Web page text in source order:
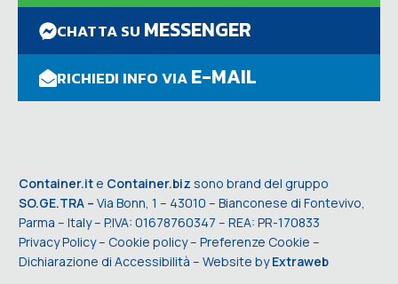
CHATTA SU MESSENGER
RICHIEDI INFO VIAE-MAIL
Container.it e Container.biz sono brand del gruppo
SO.GE.TRA – Via Bonn, 1 – 43010 – Bianconese di Fontevivo,
Parma – Italy – P.IVA: 01678760347 – REA: PR-170833
Privacy Policy– Cookie policy– Preferenze Cookie –
Dichiarazione di Accessibilità – Website byExtraweb